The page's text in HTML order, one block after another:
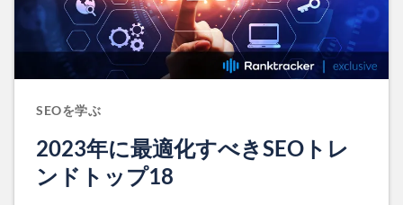
SEOを学ぶ
2023年に最適化すべきSEOトレ
ンドトップ18